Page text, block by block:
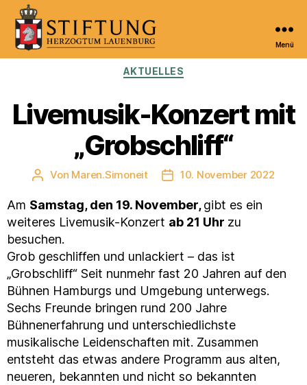
Kulturportal
Herzogtum
Lauenburg
Menü
Kategorien
AKTUELLES
Livemusik-Konzert mit
„Grobschliff“
Beitragsautor
Von Maren.Simoneit Veröffentlichungsdatum
10. November 2022
Am Samstag, den 19. November,gibt es ein
weiteres Livemusik-Konzert ab 21 Uhr zu
besuchen.
Grob geschliffen und unlackiert – das ist
„Grobschliff“ Seit nunmehr fast 20 Jahren auf den
Bühnen Hamburgs und Umgebung unterwegs.
Sechs Freunde bringen rund 200 Jahre
Bühnenerfahrung und unterschiedlichste
musikalische Leidenschaften mit. Zusammen
entsteht das etwas andere Programm aus alten,
neueren, bekannten und nicht so bekannten